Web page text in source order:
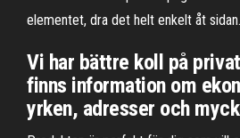
elementet, dra det helt enkelt åt sidan.
Vi har bättre koll på
finns information om
yrken, adresser och